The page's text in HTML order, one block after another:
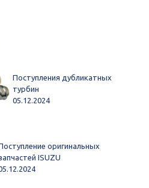
Поступления дубликатных
турбин
05.12.2024
оригинальных
ISUZU